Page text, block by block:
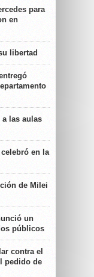
para
en
libertad
a las aulas
en la
de Milei
un
públicos
contra el
pedido de